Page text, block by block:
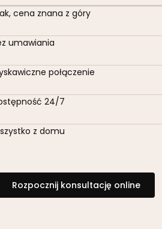
cena znana z góry
umawiania
połączenie
24/7
z domu
Rozpocznij konsultację online